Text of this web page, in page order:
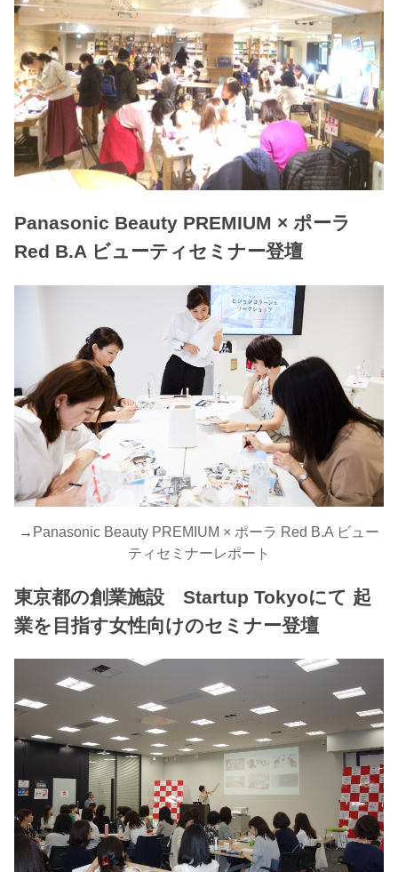
Panasonic Beauty PREMIUM × ポーラ
Red B.A ビューティセミナー登壇
→ Panasonic Beauty PREMIUM × ポーラ Red B.A ビュー
ティセミナーレポート
東京都の創業施設 Startup Tokyoにて 起
業を目指す女性向けのセミナー登壇